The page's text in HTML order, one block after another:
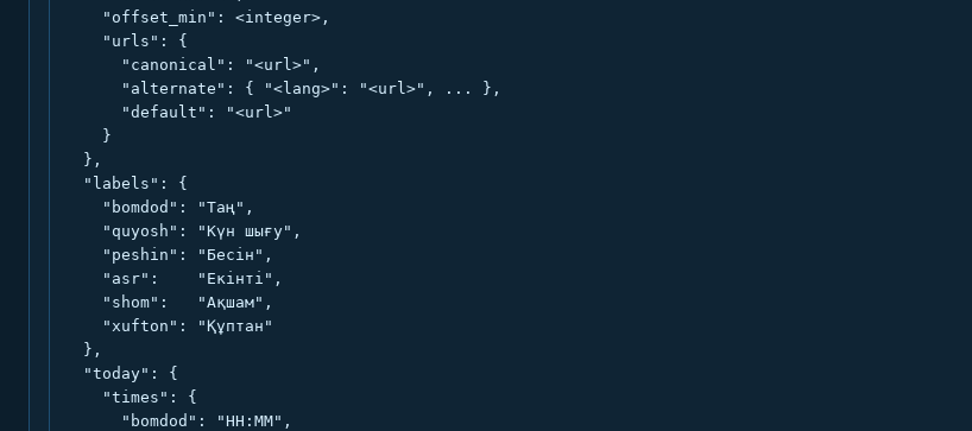
    "offset_min": <integer>,
    "urls": {
      "canonical": "<url>",
      "alternate": { "<lang>": "<url>", ... },
      "default": "<url>"
    }
  },
  "labels": {
    "bomdod": "Таң",
    "quyosh": "Күн шығу",
    "peshin": "Бесін",
    "asr":    "Екінті",
    "shom":   "Ақшам",
    "xufton": "Құптан"
  },
  "today": {
    "times": {
      "bomdod": "HH:MM",